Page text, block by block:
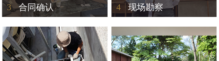
3合同确认 4 现场勘察